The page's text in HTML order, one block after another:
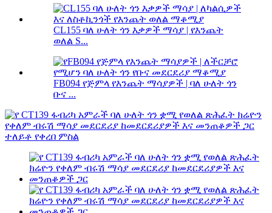
CL155 ባለ ሁለት ጎን እቃዎች ማሳያ | የእንጨት
ወለል S...
FB094 የጅምላ የእንጨት ማሳያዎች | ባለ ሁለት ጎን
ቡና ...